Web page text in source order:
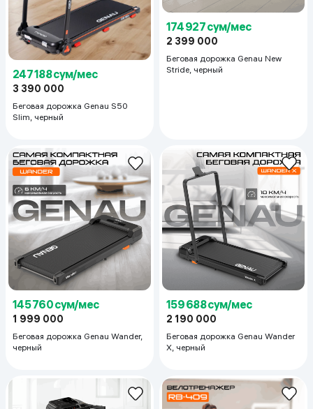
247 188 сум/мес
3 390 000
Беговая дорожка Genau S50
Slim, черный
174 927 сум/мес
2 399 000
Беговая дорожка Genau New
Stride, черный
145 760 сум/мес
1 999 000
Беговая дорожка Genau Wander,
черный
159 688 сум/мес
2 190 000
Беговая дорожка Genau Wander
X, черный